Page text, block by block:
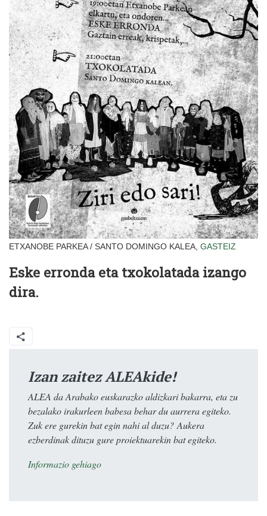
ETXANOBE PARKEA / SANTO DOMINGO KALEA, GASTEIZ
Eske erronda eta txokolatada izango
dira.
Izan zaitez ALEAkide!
ALEA da Arabako euskarazko aldizkari bakarra, eta zu
bezalako irakurleen babesa behar du aurrera egiteko.
Zuk ere gurekin bat egin nahi al duzu? Aukera
ezberdinak dituzu gure proiektuarekin bat egiteko.
Informazio gehiago